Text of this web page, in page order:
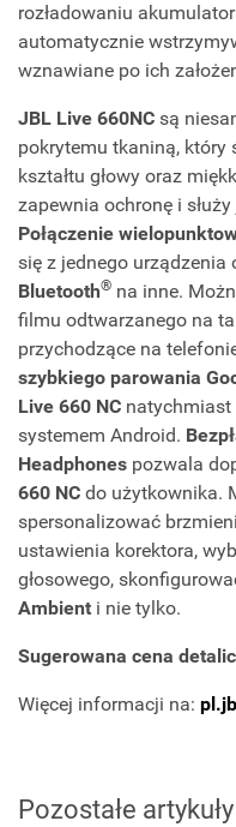
rozładowaniu
automatycznie
wznawiane po ich
JBL Live 660NC są
pokrytemu tkaniną, który
kształtu głowy oraz
zapewnia ochronę i
Połączenie
się z jednego urządzenia
Bluetooth® na inne.
filmu odtwarzanego na
przychodzące na
szybkiego parowania
Live 660 NC natychmiast
systemem Android.
Headphones pozwala
660 NC do użytkownika.
spersonalizować
ustawienia korektora,
głosowego,
Ambient i nie tylko.
Sugerowana cena
Więcej informacji na:
Pozostałe artykuły